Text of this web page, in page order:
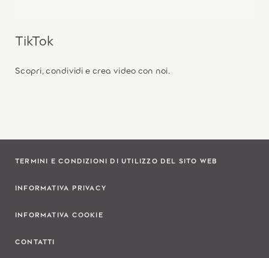
TikTok
Scopri, condividi e crea video con noi.
TERMINI E CONDIZIONI DI UTILIZZO DEL SITO WEB
INFORMATIVA PRIVACY
INFORMATIVA COOKIE
CONTATTI